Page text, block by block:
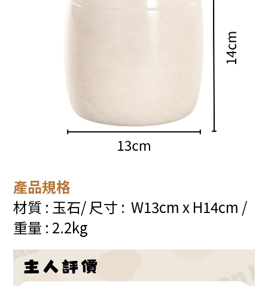
產品規格
材質 : 玉石/ 尺寸 : W13cm x H14cm /
重量 : 2.2kg